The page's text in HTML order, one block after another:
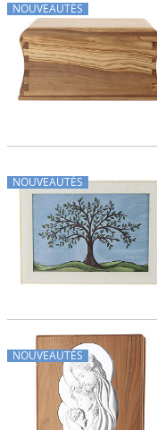
NOUVEAUTÉS
NOUVEAUTÉS
NOUVEAUTÉS